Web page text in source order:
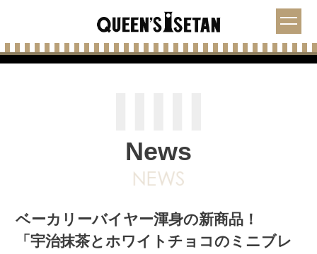
News
ベーカリーバイヤー渾身の新商品！
「宇治抹茶とホワイトチョコのミニブレ